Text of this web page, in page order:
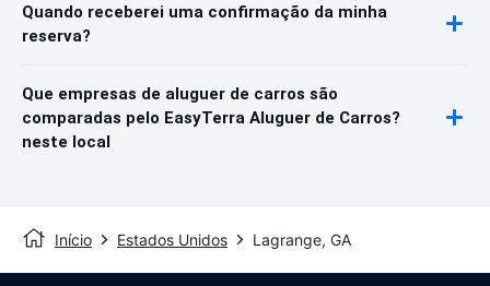
Quando receberei uma confirmação da minha
reserva?
Que empresas de aluguer de carros são
comparadas pelo EasyTerra Aluguer de Carros?
neste local
Início Estados Unidos Lagrange, GA